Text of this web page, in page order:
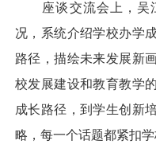
座谈交流会上，吴
况，系统介绍学校办学
路径，描绘未来发展新
校发展建设和教育教学
成长路径，到学生创新
略，每一个话题都紧扣学